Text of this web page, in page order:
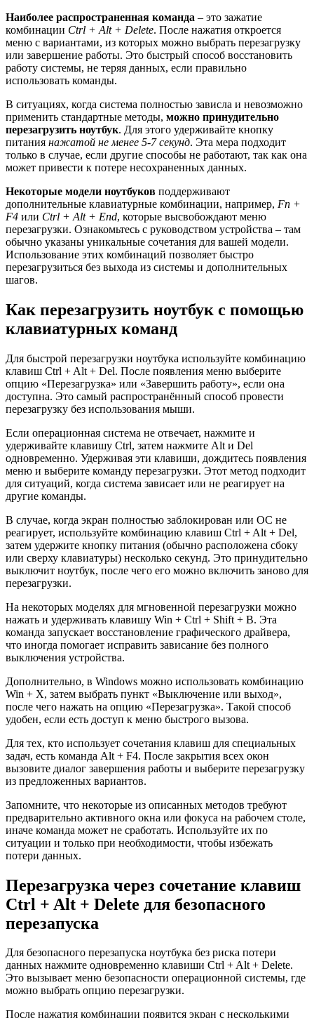
Наиболее распространенная команда – это зажатие
комбинации Ctrl + Alt + Delete. После нажатия откроется
меню с вариантами, из которых можно выбрать перезагрузку
или завершение работы. Это быстрый способ восстановить
работу системы, не теряя данных, если правильно
использовать команды.
В ситуациях, когда система полностью зависла и невозможно
применить стандартные методы, можно принудительно
перезагрузить ноутбук. Для этого удерживайте кнопку
питания нажатой не менее 5-7 секунд. Эта мера подходит
только в случае, если другие способы не работают, так как она
может привести к потере несохраненных данных.
Некоторые модели ноутбуков поддерживают
дополнительные клавиатурные комбинации, например, Fn +
F4 или Ctrl + Alt + End, которые высвобождают меню
перезагрузки. Ознакомьтесь с руководством устройства – там
обычно указаны уникальные сочетания для вашей модели.
Использование этих комбинаций позволяет быстро
перезагрузиться без выхода из системы и дополнительных
шагов.
Как перезагрузить ноутбук с помощью
клавиатурных команд
Для быстрой перезагрузки ноутбука используйте комбинацию
клавиш Ctrl + Alt + Del. После появления меню выберите
опцию «Перезагрузка» или «Завершить работу», если она
доступна. Это самый распространённый способ провести
перезагрузку без использования мыши.
Если операционная система не отвечает, нажмите и
удерживайте клавишу Ctrl, затем нажмите Alt и Del
одновременно. Удерживая эти клавиши, дождитесь появления
меню и выберите команду перезагрузки. Этот метод подходит
для ситуаций, когда система зависает или не реагирует на
другие команды.
В случае, когда экран полностью заблокирован или ОС не
реагирует, используйте комбинацию клавиш Ctrl + Alt + Del,
затем удержите кнопку питания (обычно расположена сбоку
или сверху клавиатуры) несколько секунд. Это принудительно
выключит ноутбук, после чего его можно включить заново для
перезагрузки.
На некоторых моделях для мгновенной перезагрузки можно
нажать и удерживать клавишу Win + Ctrl + Shift + B. Эта
команда запускает восстановление графического драйвера,
что иногда помогает исправить зависание без полного
выключения устройства.
Дополнительно, в Windows можно использовать комбинацию
Win + X, затем выбрать пункт «Выключение или выход»,
после чего нажать на опцию «Перезагрузка». Такой способ
удобен, если есть доступ к меню быстрого вызова.
Для тех, кто использует сочетания клавиш для специальных
задач, есть команда Alt + F4. После закрытия всех окон
вызовите диалог завершения работы и выберите перезагрузку
из предложенных вариантов.
Запомните, что некоторые из описанных методов требуют
предварительно активного окна или фокуса на рабочем столе,
иначе команда может не сработать. Используйте их по
ситуации и только при необходимости, чтобы избежать
потери данных.
Перезагрузка через сочетание клавиш
Ctrl + Alt + Delete для безопасного
перезапуска
Для безопасного перезапуска ноутбука без риска потери
данных нажмите одновременно клавиши Ctrl + Alt + Delete.
Это вызывает меню безопасности операционной системы, где
можно выбрать опцию перезагрузки.
После нажатия комбинации появится экран с несколькими